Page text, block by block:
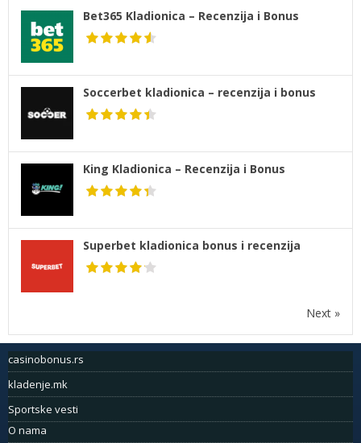
Bet365 Kladionica – Recenzija i Bonus
Soccerbet kladionica – recenzija i bonus
King Kladionica – Recenzija i Bonus
Superbet kladionica bonus i recenzija
Next »
casinobonus.rs
kladenje.mk
Sportske vesti
O nama